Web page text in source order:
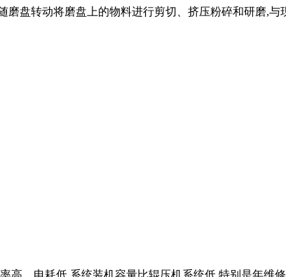
盘转动将磨盘上的物料进行剪切、挤压粉碎和研磨,
高、电耗低,系统装机容量比辊压机系统低,特别是年维